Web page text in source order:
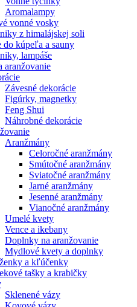
Aromalampy
vonné vosky
z himalájskej soli
do kúpeľa a sauny
lampáše
aranžovanie
Závesné dekorácie
Figúrky, magnetky
Feng Shui
Náhrobné dekorácie
Aranžmány
Celoročné aranžmány
Smútočné aranžmány
Sviatočné aranžmány
Jarné aranžmány
Jesenné aranžmány
Vianočné aranžmány
Umelé kvety
Vence a ikebany
Doplnky na aranžovanie
Mydlové kvety a doplnky
a kľúčenky
tašky a krabičky
Sklenené vázy